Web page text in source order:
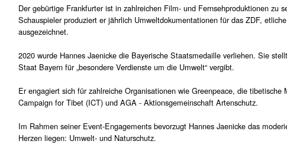
Der gebürtige Frankfurter ist in zahlreichen Film- und Fernsehproduktionen zu
Schauspieler produziert er jährlich Umweltdokumentationen für das ZDF,
ausgezeichnet.
2020 wurde Hannes Jaenicke die Bayerische Staatsmedaille verliehen. Sie
Staat Bayern für „besondere Verdienste um die Umwelt“ vergibt.
Er engagiert sich für zahlreiche Organisationen wie Greenpeace, die tibetische
Campaign for Tibet (ICT) und AGA - Aktionsgemeinschaft Artenschutz.
Im Rahmen seiner Event-Engagements bevorzugt Hannes Jaenicke das
Herzen liegen: Umwelt- und Naturschutz.